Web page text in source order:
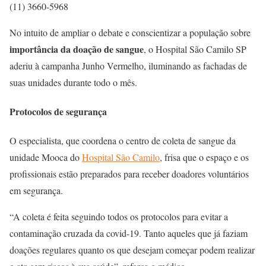
(11) 3660-5968
No intuito de ampliar o debate e conscientizar a população sobre
importância da doação de sangue, o Hospital São Camilo SP
aderiu à campanha Junho Vermelho, iluminando as fachadas de
suas unidades durante todo o mês.
Protocolos de segurança
O especialista, que coordena o centro de coleta de sangue da
unidade Mooca doHospital São Camilo, frisa que o espaço e os
profissionais estão preparados para receber doadores voluntários
em segurança.
“A coleta é feita seguindo todos os protocolos para evitar a
contaminação cruzada da covid-19. Tanto aqueles que já faziam
doações regulares quanto os que desejam começar podem realizar